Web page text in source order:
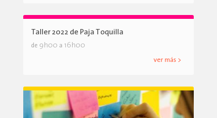
Taller 2022 de Paja Toquilla
de 9h00 a 16h00
ver más >